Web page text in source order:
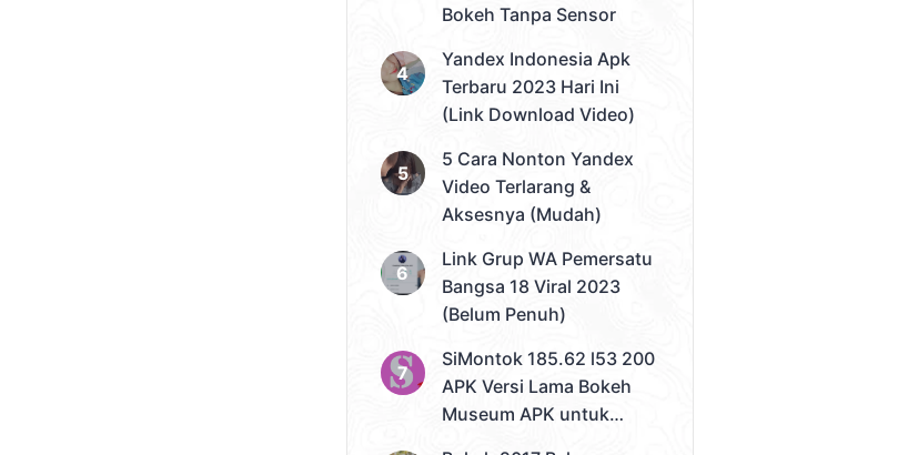
Bokeh Tanpa Sensor
Yandex Indonesia Apk
Terbaru 2023 Hari Ini
(Link Download Video)
5 Cara Nonton Yandex
Video Terlarang &
Aksesnya (Mudah)
Link Grup WA Pemersatu
Bangsa 18 Viral 2023
(Belum Penuh)
SiMontok 185.62 l53 200
APK Versi Lama Bokeh
Museum APK untuk